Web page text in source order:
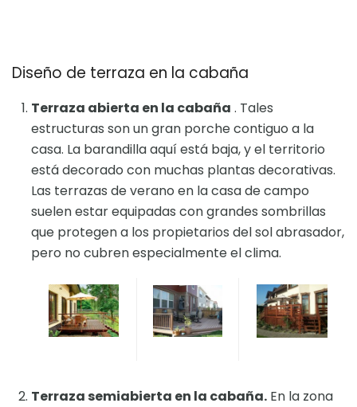
Diseño de terraza en la cabaña
Terraza abierta en la cabaña . Tales
estructuras son un gran porche contiguo a la
casa. La barandilla aquí está baja, y el territorio
está decorado con muchas plantas decorativas.
Las terrazas de verano en la casa de campo
suelen estar equipadas con grandes sombrillas
que protegen a los propietarios del sol abrasador,
pero no cubren especialmente el clima.
Terraza semiabierta en la cabaña. En la zona